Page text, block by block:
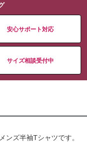
安心サポート対応
サイズ相談受付中
ンズ半袖Tシャツです。